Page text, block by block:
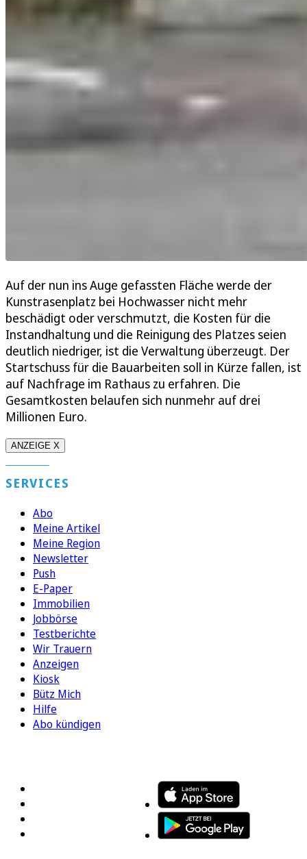
Auf der nun ins Auge gefassten Fläche werde der
Kunstrasenplatz bei Hochwasser nicht mehr
beschädigt oder verschmutzt, die Kosten für die
Instandhaltung und die Reinigung des Platzes seien
deutlich niedriger, ist die Verwaltung überzeugt. Der
Startschuss für die Bauarbeiten soll in Kürze fallen, ist
auf Nachfrage im Rathaus zu erfahren. Die
Gesamtkosten belaufen sich nunmehr auf drei
Millionen Euro.
ANZEIGE X
SERVICES
Abo
Meine Artikel
Meine Region
Newsletter
Push
E-Paper
Immobilien
Jobbörse
Testberichte
Wir Trauern
Anzeigen
Kiosk
Bütz Mich
Hilfe
Abo kündigen